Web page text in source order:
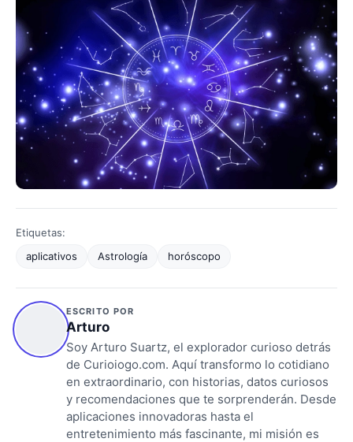
Etiquetas:
aplicativos
Astrología horóscopo
ESCRITO POR
Arturo
Soy Arturo Suartz, el explorador curioso detrás
de Curioiogo.com. Aquí transformo lo cotidiano
en extraordinario, con historias, datos curiosos
y recomendaciones que te sorprenderán. Desde
aplicaciones innovadoras hasta el
entretenimiento más fascinante, mi misión es